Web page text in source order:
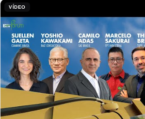
VÍDEO